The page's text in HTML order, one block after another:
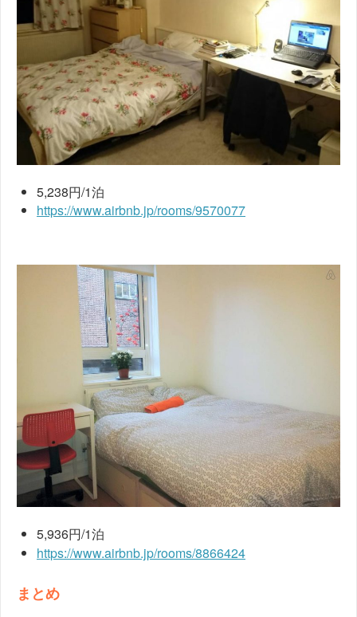
5,238円/1泊
https://www.airbnb.jp/rooms/9570077
5,936円/1泊
https://www.airbnb.jp/rooms/8866424
まとめ